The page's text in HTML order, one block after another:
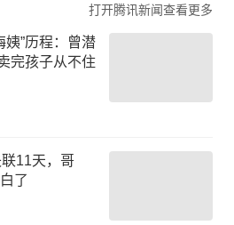
打开腾讯新闻查看更多
姨”历程：曾潜
完孩子从不住
11天，哥
了